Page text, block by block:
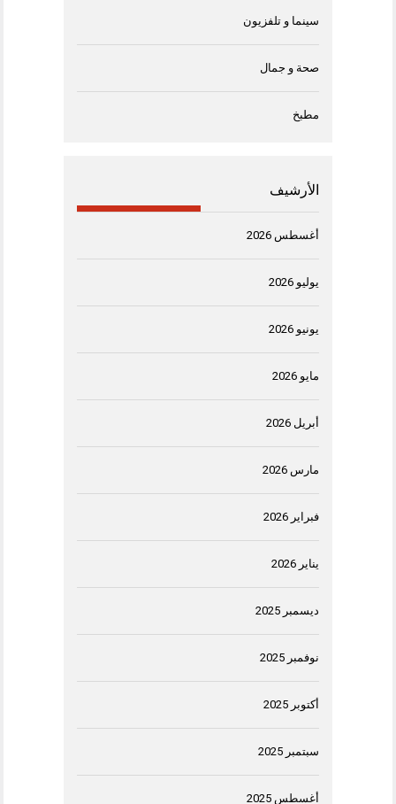
سينما و تلفزيون
صحة و جمال
مطبخ
الأرشيف
أغسطس 2026
يوليو 2026
يونيو 2026
مايو 2026
أبريل 2026
مارس 2026
فبراير 2026
يناير 2026
ديسمبر 2025
نوفمبر 2025
أكتوبر 2025
سبتمبر 2025
أغسطس 2025